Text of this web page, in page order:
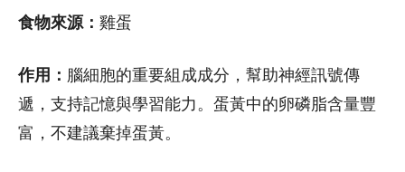
食物來源： 雞蛋
作用： 腦細胞的重要組成成分，幫助神經訊號傳
遞，支持記憶與學習能力。蛋黃中的卵磷脂含量豐
富，不建議棄掉蛋黃。